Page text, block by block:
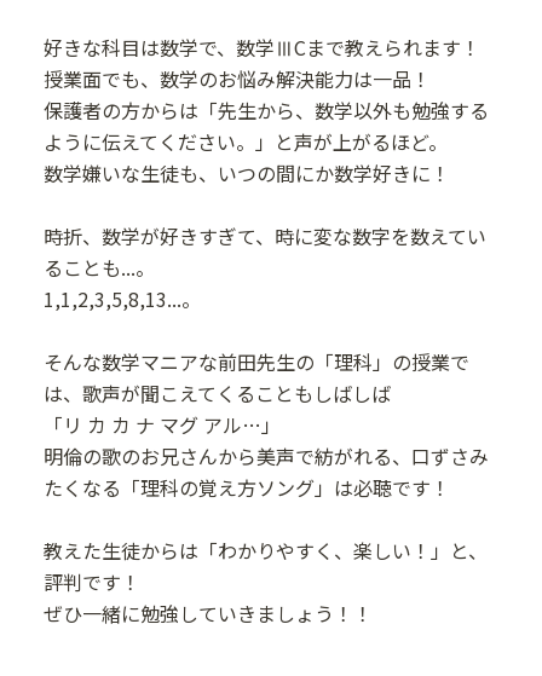
好きな科目は数学で、数学ⅢCまで教えられます！
授業面でも、数学のお悩み解決能力は一品！
保護者の方からは「先生から、数学以外も勉強する
ように伝えてください。」と声が上がるほど。
数学嫌いな生徒も、いつの間にか数学好きに！
時折、数学が好きすぎて、時に変な数字を数えてい
ることも...。
1,1,2,3,5,8,13...。
そんな数学マニアな前田先生の「理科」の授業で
は、歌声が聞こえてくることもしばしば
「リ カ カ ナ マグ アル…」
明倫の歌のお兄さんから美声で紡がれる、口ずさみ
たくなる「理科の覚え方ソング」は必聴です！
教えた生徒からは「わかりやすく、楽しい！」と、
評判です！
ぜひ一緒に勉強していきましょう！！